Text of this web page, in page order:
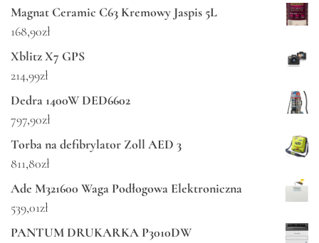
Magnat Ceramic C63 Kremowy Jaspis 5L
168,90zł
Xblitz X7 GPS
214,99zł
Dedra 1400W DED6602
797,90zł
Torba na defibrylator Zoll AED 3
811,80zł
Ade M321600 Waga Podłogowa Elektroniczna
539,01zł
PANTUM DRUKARKA P3010DW